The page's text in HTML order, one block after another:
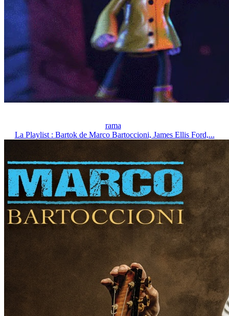
rama
La Playlist : Bartok de Marco Bartoccioni, James Ellis Ford,...